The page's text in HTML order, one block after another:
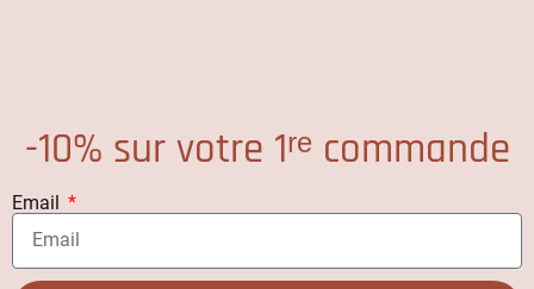
-10% sur votre 1ʳᵉ commande
Email